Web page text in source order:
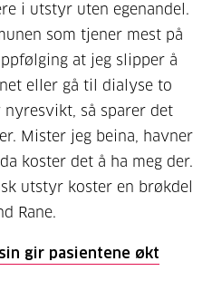
i utstyr uten egenandel.
som tjener mest på
at jeg slipper å
eller gå til dialyse to
nyresvikt, så sparer det
Mister jeg beina, havner
koster det å ha meg der.
utstyr koster en brøkdel
Rane.
gir pasientene økt